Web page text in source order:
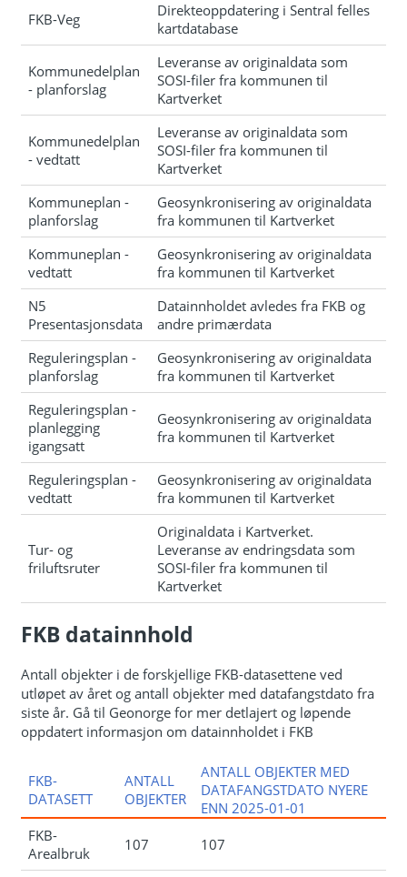
FKB-Veg
Direkteoppdatering i Sentral felles
kartdatabase
Kommunedelplan
- planforslag
Leveranse av originaldata som
SOSI-filer fra kommunen til
Kartverket
Kommunedelplan
- vedtatt
Leveranse av originaldata som
SOSI-filer fra kommunen til
Kartverket
Kommuneplan -
planforslag
Geosynkronisering av originaldata
fra kommunen til Kartverket
Kommuneplan -
vedtatt
Geosynkronisering av originaldata
fra kommunen til Kartverket
N5
Presentasjonsdata
Datainnholdet avledes fra FKB og
andre primærdata
Reguleringsplan -
planforslag
Geosynkronisering av originaldata
fra kommunen til Kartverket
Reguleringsplan -
planlegging
igangsatt
Geosynkronisering av originaldata
fra kommunen til Kartverket
Reguleringsplan -
vedtatt
Geosynkronisering av originaldata
fra kommunen til Kartverket
Tur- og
friluftsruter
Originaldata i Kartverket.
Leveranse av endringsdata som
SOSI-filer fra kommunen til
Kartverket
FKB datainnhold
Antall objekter i de forskjellige FKB-datasettene ved
utløpet av året og antall objekter med datafangstdato fra
siste år. Gå til Geonorge for mer detlajert og løpende
oppdatert informasjon om datainnholdet i FKB
FKB-
DATASETT
ANTALL
OBJEKTER
ANTALL OBJEKTER MED
DATAFANGSTDATO NYERE
ENN 2025-01-01
FKB-
Arealbruk
107 107